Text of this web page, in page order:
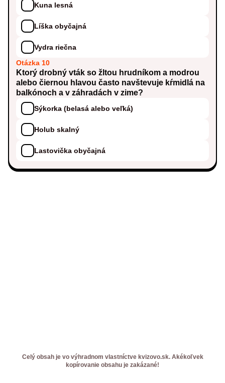
Kuna lesná
Líška obyčajná
Vydra riečna
Otázka 10
Ktorý drobný vták so žltou hrudníkom a modrou
alebo čiernou hlavou často navštevuje kŕmidlá na
balkónoch a v záhradách v zime?
Sýkorka (belasá alebo veľká)
Holub skalný
Lastovička obyčajná
Celý obsah je vo výhradnom vlastníctve kvizovo.sk. Akékoľvek
kopírovanie obsahu je zakázané!